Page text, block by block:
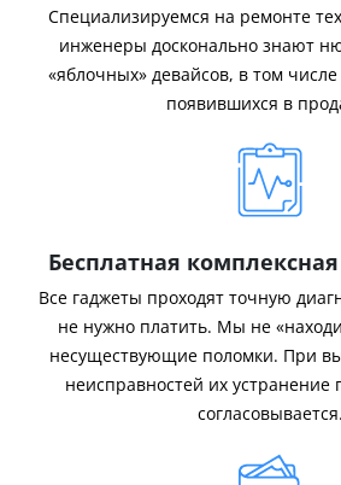
Специализируемся на ремонте
инженеры досконально знают
«яблочных» девайсов, в том
появившихся в
Бесплатная
Все гаджеты проходят точную
не нужно платить. Мы не
несуществующие поломки. При
неисправностей их устранение
согласовывается.